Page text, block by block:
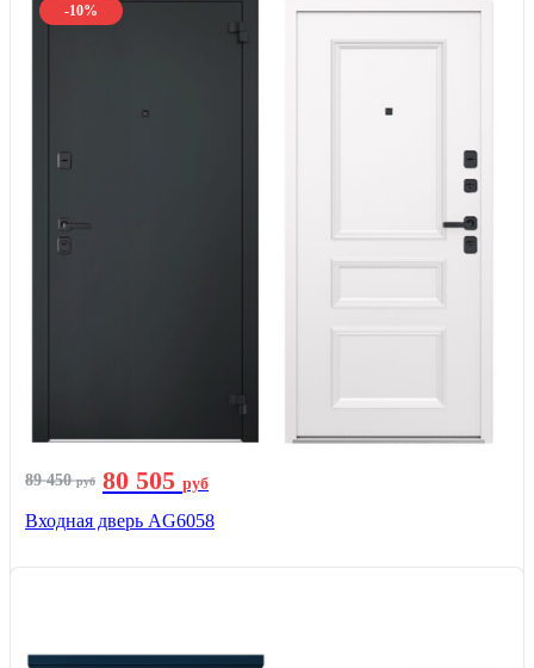
-10%
89 450руб 80 505 руб
Входная дверь AG6058